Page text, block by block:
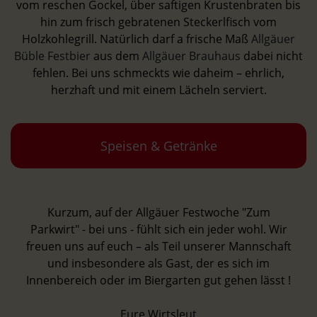
vom reschen Gockel, über saftigen Krustenbraten bis
hin zum frisch gebratenen Steckerlfisch vom
Holzkohlegrill. Natürlich darf a frische Maß Allgäuer
Büble Festbier aus dem Allgäuer Brauhaus dabei nicht
fehlen. Bei uns schmeckts wie daheim – ehrlich,
herzhaft und mit einem Lächeln serviert.
Speisen & Getränke
Kurzum, auf der Allgäuer Festwoche "Zum
Parkwirt" - bei uns - fühlt sich ein jeder wohl. Wir
freuen uns auf euch – als Teil unserer Mannschaft
und insbesondere als Gast, der es sich im
Innenbereich oder im Biergarten gut gehen lässt !